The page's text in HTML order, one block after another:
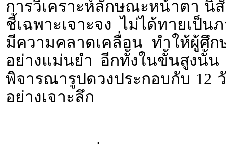
การวิเคราะห์ลักษณะหน้าตา นิ
ชี้เฉพาะเจาะจง ไม่ได้ทายเป็
มีความคลาดเคลื่อน ทำให้ผู้ศึ
อย่างแม่นยำ อีกทั้งในขั้นสูงนั้น
พิจารณารูปดวงประกอบกับ 12
อย่างเจาะลึก